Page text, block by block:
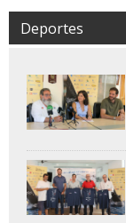
Deportes